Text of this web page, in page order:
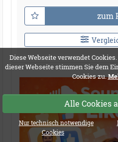
Diese Webseite verwendet
dieser Webseite stimmen Sie dem
Cookies zu.
Alle Cookies
Nur technisch notwendige
Cookies
zum